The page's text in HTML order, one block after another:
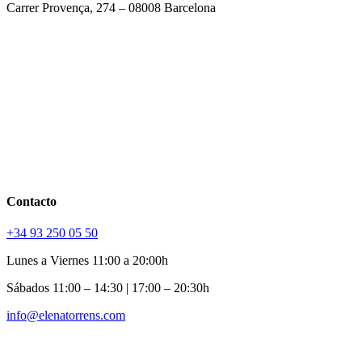
Carrer Provença, 274 – 08008 Barcelona
Contacto
+34 93 250 05 50
Lunes a Viernes 11:00 a 20:00h
Sábados 11:00 – 14:30 | 17:00 – 20:30h
info@elenatorrens.com